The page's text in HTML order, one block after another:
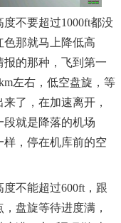
不要超过1000ft都没
那就马上降低高
报的那种，飞到第一
左右，低空盘旋，等
了，在加速离开，
就是降落的机场
，停在机库前的空
不能超过600ft，跟
盘旋等待进度满，